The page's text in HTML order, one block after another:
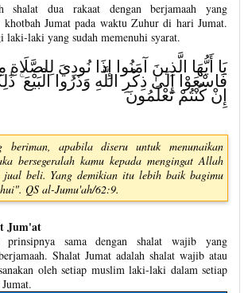
shalat dua rakaat dengan berjamaah yang
khotbah Jumat pada waktu Zuhur di hari Jumat.
laki-laki yang sudah memenuhi syarat.
يَا أَيُّهَا الَّذِينَ آمَنُوا إِذَا نُودِيَ
فَاسْعَوْا إِلَىٰ ذِكْرِ اللَّهِ وَذَرُوا الْبَيْعَ
إِنْ كُنْتُمْ تَعْلَمُونَ
beriman, apabila diseru untuk menunaikan
bersegeralah kamu kepada mengingat Allah
jual beli. Yang demikian itu lebih baik bagimu
QS al-Jumu'ah/62:9.
Jum'at
prinsipnya sama dengan shalat wajib yang
Shalat Jumat adalah shalat wajib atau
oleh setiap muslim laki-laki dalam setiap